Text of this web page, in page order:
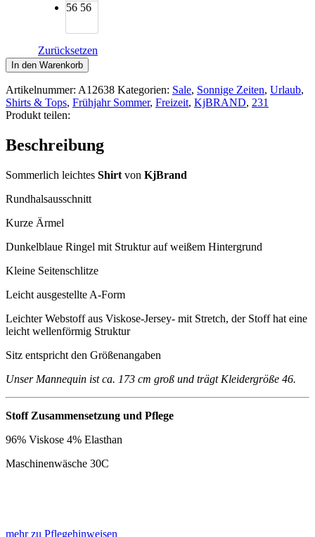
56 56
Zurücksetzen
KjBRAND
Shirt
Ringel
dunkelblau
Menge
In den Warenkorb
Artikelnummer: A12638 Kategorien: Sale, Sonnige Zeiten, Urlaub,
Shirts & Tops, Frühjahr Sommer, Freizeit, KjBRAND, 231
Produkt teilen:
Beschreibung
Sommerlich leichtes Shirt von KjBrand
Rundhalsausschnitt
Kurze Ärmel
Dunkelblaue Ringel mit Struktur auf weißem Hintergrund
Kleine Seitenschlitze
Leicht ausgestellte A-Form
Leichter Webstoff aus Viskose-Jersey- mit Stretch, der Stoff hat eine
leicht wellenförmig Struktur
Sitz entspricht den Größenangaben
Unser Mannequin ist ca. 173 cm groß und trägt Kleidergröße 46.
Stoff Zusammensetzung und Pflege
96% Viskose 4% Elasthan
Maschinenwäsche 30C
mehr zu Pflegehinweisen